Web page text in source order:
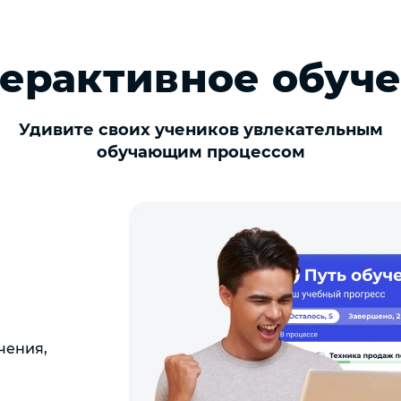
Удивите своих учеников увлекательным
обучающим процессом